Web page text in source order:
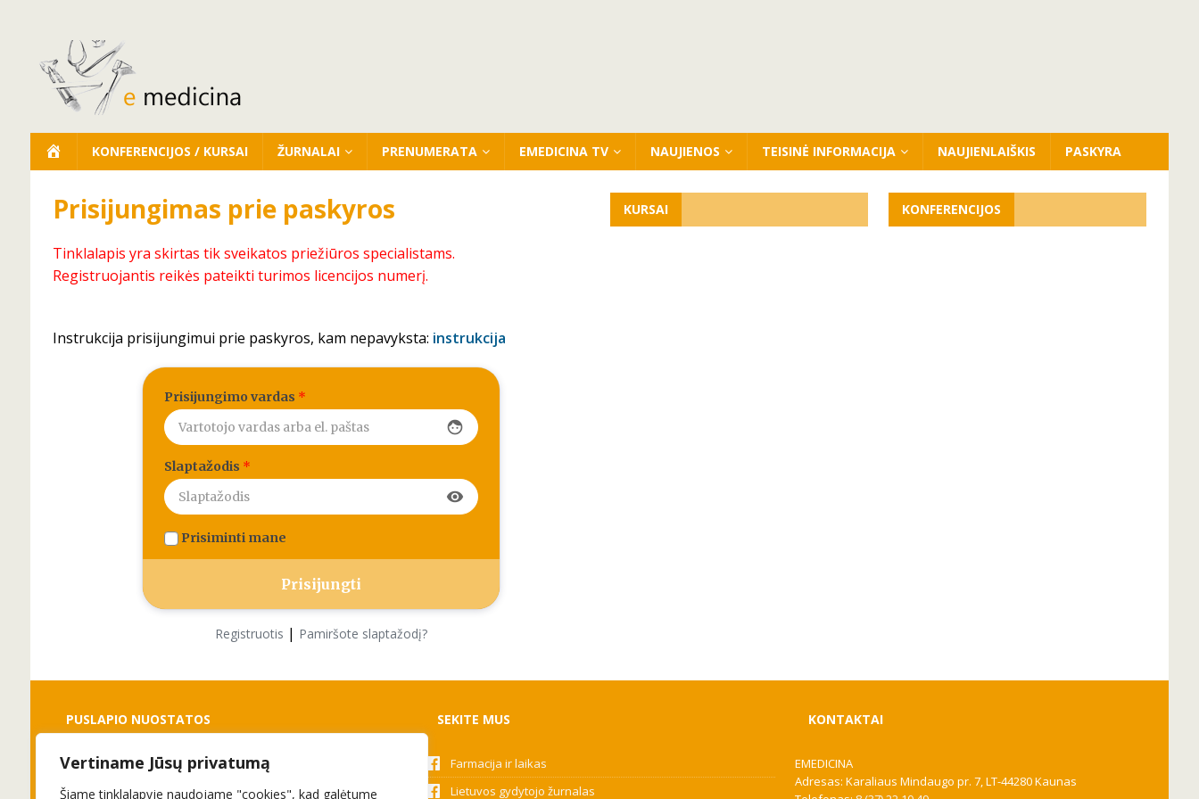
Vertiname Jūsų privatumą
Šiame tinklalapyje naudojame "cookies", kad galėtume
KONFERENCIJOS / KURSAI ŽURNALAI PRENUMERATA EMEDICINA TV NAUJIENOS TEISINĖ INFORMACIJA NAUJIENLAIŠKIS PASKYRA
Prisijungimas prie paskyros
Tinklalapis yra skirtas tik sveikatos priežiūros specialistams.
Registruojantis reikės pateikti turimos licencijos numerį.
Instrukcija prisijungimui prie paskyros, kam nepavyksta: instrukcija
Prisijungimo vardas *
face
Slaptažodis *
visibility
Prisiminti mane
Registruotis | Pamiršote slaptažodį?
KURSAI KONFERENCIJOS
PUSLAPIO NUOSTATOS
Slapukai
Privatumo politika
SEKITE MUS
Farmacija ir laikas
Lietuvos gydytojo žurnalas
KONTAKTAI
EMEDICINA
Adresas: Karaliaus Mindaugo pr. 7, LT-44280 Kaunas